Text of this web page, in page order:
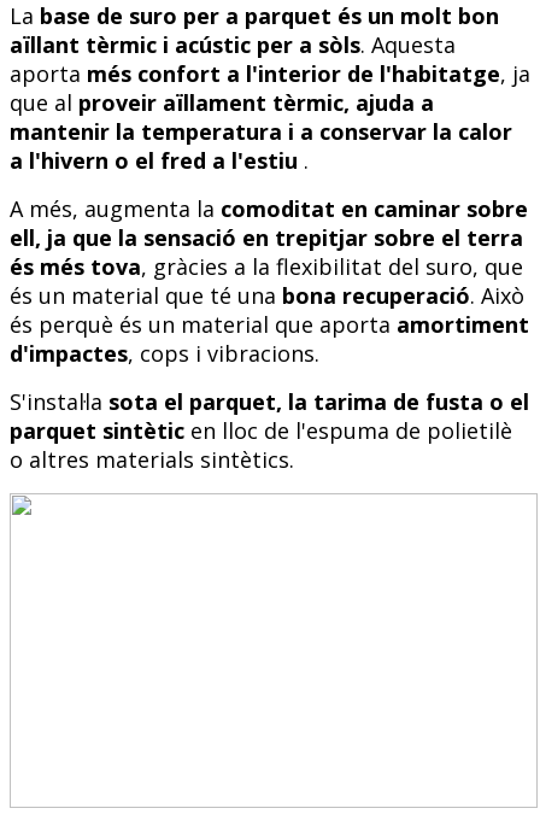
La base de suro per a parquet és un molt bon
aïllant tèrmic i acústic per a sòls. Aquesta
aporta més confort a l'interior de l'habitatge, ja
que al proveir aïllament tèrmic, ajuda a
mantenir la temperatura i a conservar la calor
a l'hivern o el fred a l'estiu .
A més, augmenta la comoditat en caminar sobre
ell, ja que la sensació en trepitjar sobre el terra
és més tova, gràcies a la flexibilitat del suro, que
és un material que té una bona recuperació. Això
és perquè és un material que aporta amortiment
d'impactes, cops i vibracions.
S'instal·la sota el parquet, la tarima de fusta o el
parquet sintètic en lloc de l'espuma de polietilè
o altres materials sintètics.